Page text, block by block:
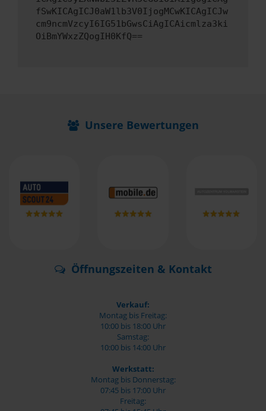
fSwKICAgICJ0aW1lb3V0IjogMCwKICAgICJw
cm9ncmVzcyI6IG51bGwsCiAgICAicmlza3ki
OiBmYWxzZQogIH0KfQ==
Unsere Bewertungen
Öffnungszeiten & Kontakt
Verkauf:
Montag bis Freitag:
10:00 bis 18:00 Uhr
Samstag:
10:00 bis 14:00 Uhr
Werkstatt:
Montag bis Donnerstag:
07:45 bis 17:00 Uhr
Freitag: